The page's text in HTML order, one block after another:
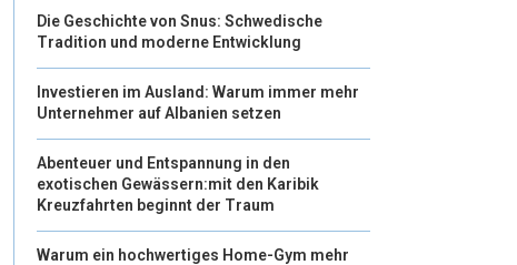
Die Geschichte von Snus: Schwedische
Tradition und moderne Entwicklung
Investieren im Ausland: Warum immer mehr
Unternehmer auf Albanien setzen
Abenteuer und Entspannung in den
exotischen Gewässern:mit den Karibik
Kreuzfahrten beginnt der Traum
Warum ein hochwertiges Home-Gym mehr